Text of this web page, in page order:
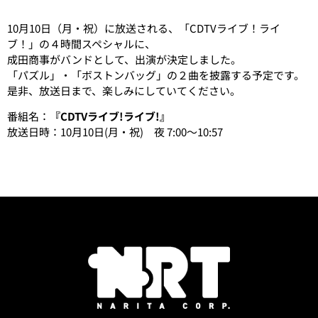
10月10日（月・祝）に放送される、「CDTVライブ！ライ
ブ！」の４時間スペシャルに、
成田商事がバンドとして、出演が決定しました。
「パズル」・「ボストンバッグ」の２曲を披露する予定です。
是非、放送日まで、楽しみにしていてください。
番組名：
『CDTVライブ!ライブ!』
放送日時：10月10日(月・祝) 夜 7:00～10:57